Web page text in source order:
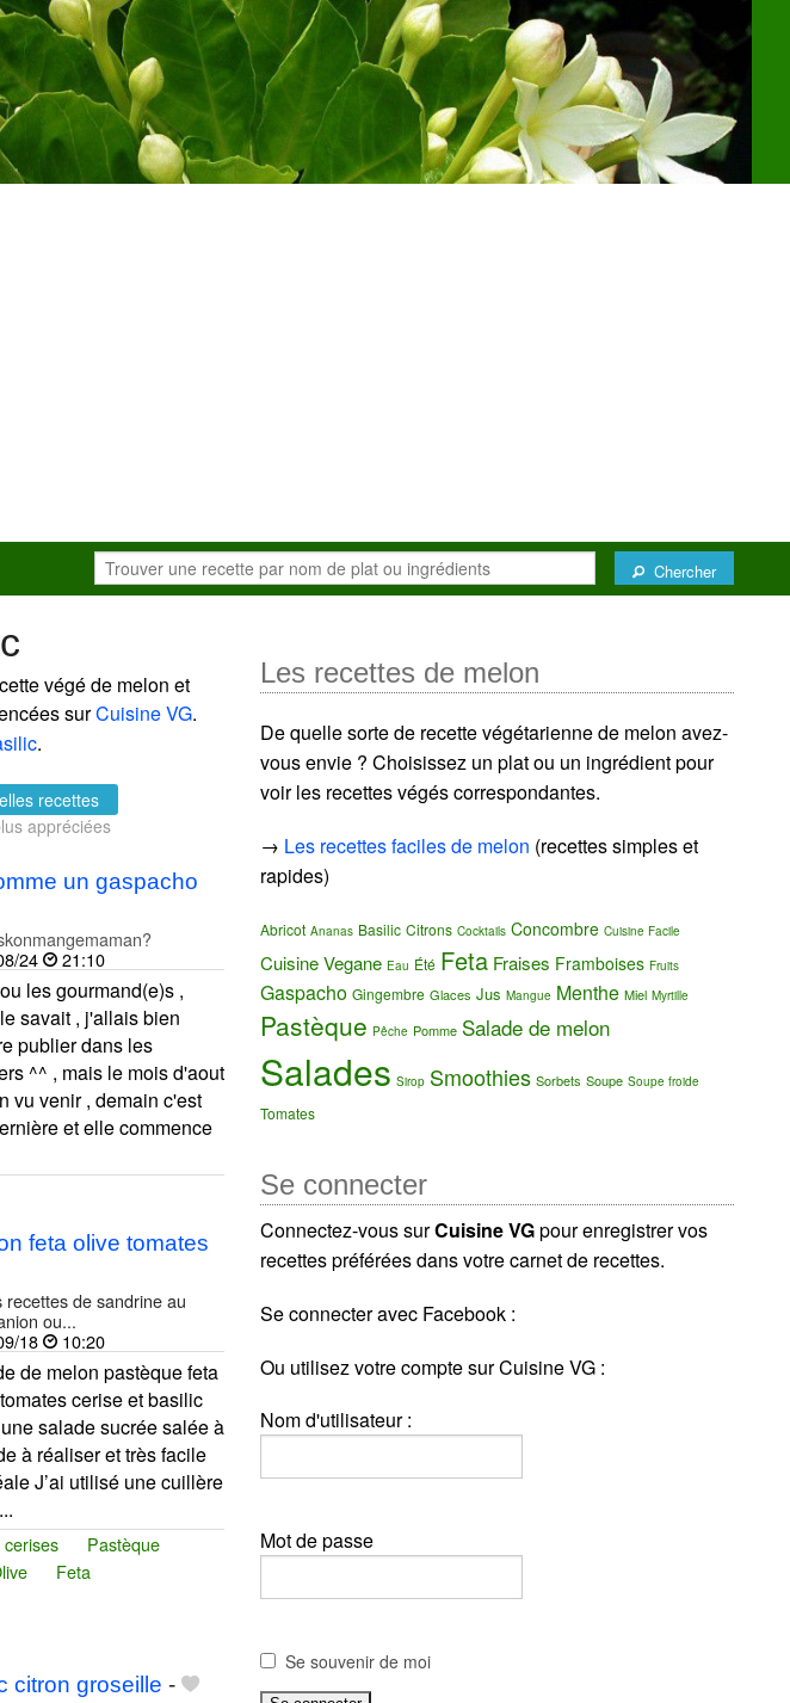
Chercher
végé de melon et
surCuisine VG.
.
recettes
appréciées
un gaspacho
24
21:10
les gourmand(e)s ,
savait , j'allais bien
publier dans les
^^ , mais le mois d'aout
vu venir , demain c'est
et elle commence
feta olive tomates
recettes de sandrine au
ou...
18
10:20
de melon pastèque feta
cerise et basilic
salade sucrée salée à
à réaliser et très facile
J’ai utilisé une cuillère
Pastèque
Feta
citron groseille -
Les recettes de melon
De quelle sorte de recette végétarienne de melon avez-
vous envie ? Choisissez un plat ou un ingrédient pour
voir les recettes végés correspondantes.
→ Les recettes faciles de melon (recettes simples et
rapides)
Abricot Ananas Basilic Citrons Cocktails Concombre Cuisine Facile
Cuisine Vegane Eau Été Feta Fraises Framboises Fruits
Gaspacho Gingembre Glaces Jus Mangue Menthe Miel Myrtille
Pastèque Pêche Pomme Salade de melon
Salades Sirop Smoothies Sorbets Soupe Soupe froide
Tomates
Se connecter
Connectez-vous surCuisine VGpour enregistrer vos
recettes préférées dans votre carnet de recettes.
Se connecter avec Facebook :
Ou utilisez votre compte sur Cuisine VG :
Nom d'utilisateur :
Mot de passe
Se souvenir de moi